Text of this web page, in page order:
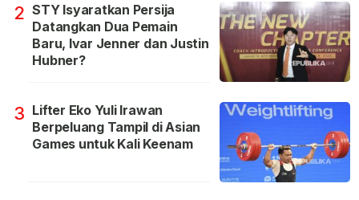
2 STY Isyaratkan Persija
Datangkan Dua Pemain
Baru, Ivar Jenner dan Justin
Hubner?
3 Lifter Eko Yuli Irawan
Berpeluang Tampil di Asian
Games untuk Kali Keenam